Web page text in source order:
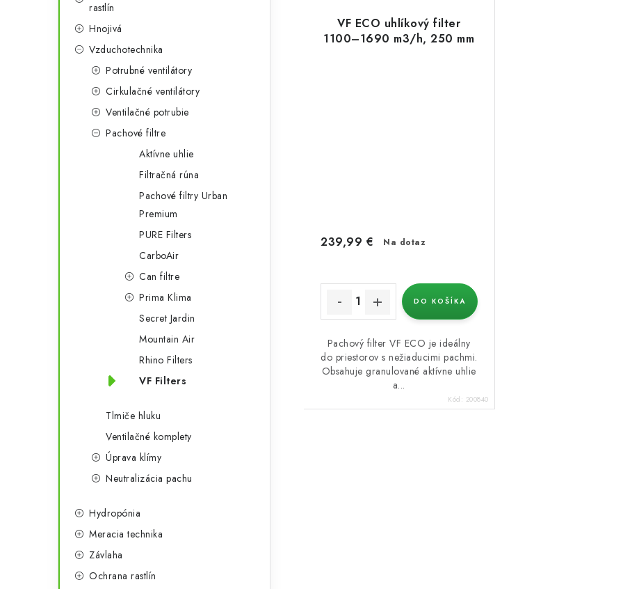
rastlín
Hnojivá
Vzduchotechnika
Potrubné ventilátory
Cirkulačné ventilátory
Ventilačné potrubie
Pachové filtre
Aktívne uhlie
Filtračná rúna
Pachové filtry Urban
Premium
PURE Filters
CarboAir
Can filtre
Prima Klima
Secret Jardin
Mountain Air
Rhino Filters
VF Filters
Tlmiče hluku
Ventilačné komplety
Úprava klímy
Neutralizácia pachu
Hydropónia
Meracia technika
Závlaha
Ochrana rastlín
VF ECO uhlíkový filter
1100–1690 m3/h, 250 mm
Na dotaz
239,99 €
DO KOŠÍKA
Pachový filter VF ECO je ideálny
do priestorov s nežiaducimi pachmi.
Obsahuje granulované aktívne uhlie
a...
Kód: 200840